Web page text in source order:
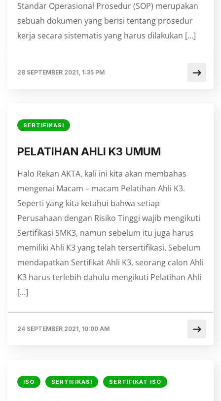
Standar Operasional Prosedur (SOP) merupakan
sebuah dokumen yang berisi tentang prosedur
kerja secara sistematis yang harus dilakukan […]
28 SEPTEMBER 2021, 1:35 PM
SERTIFIKASI
PELATIHAN AHLI K3 UMUM
Halo Rekan AKTA, kali ini kita akan membahas
mengenai Macam – macam Pelatihan Ahli K3.
Seperti yang kita ketahui bahwa setiap
Perusahaan dengan Risiko Tinggi wajib mengikuti
Sertifikasi SMK3, namun sebelum itu juga harus
memiliki Ahli K3 yang telah tersertifikasi. Sebelum
mendapatkan Sertifikat Ahli K3, seorang calon Ahli
K3 harus terlebih dahulu mengikuti Pelatihan Ahli
[…]
24 SEPTEMBER 2021, 10:00 AM
ISO SERTIFIKASI SERTIFIKAT ISO